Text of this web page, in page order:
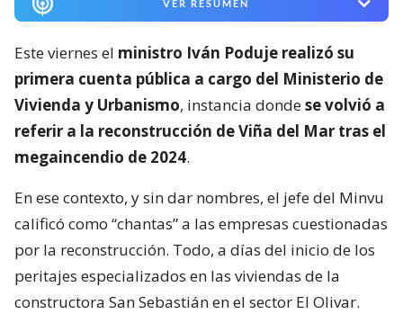
VER RESUMEN
Este viernes el ministro Iván Poduje realizó su
primera cuenta pública a cargo del Ministerio de
Vivienda y Urbanismo, instancia dondese volvió a
referir a la reconstrucción de Viña del Mar tras el
megaincendio de 2024.
En ese contexto, y sin dar nombres, el jefe del Minvu
calificó como “chantas” a las empresas cuestionadas
por la reconstrucción. Todo, a días del inicio de los
peritajes especializados en las viviendas de la
constructora San Sebastián en el sector El Olivar.